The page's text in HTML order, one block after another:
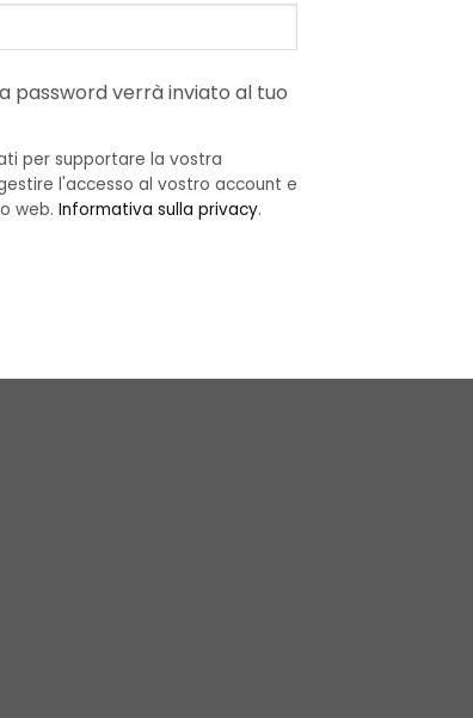
password verrà inviato al tuo
per supportare la vostra
l'accesso al vostro account e
web. Informativa sulla privacy.